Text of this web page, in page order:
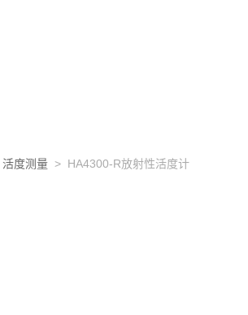
活度测量 > HA4300-R放射性活度计